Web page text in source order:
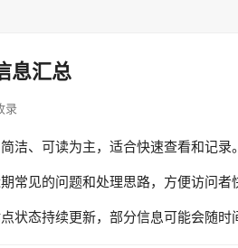
息汇总
录
洁、可读为主，适合快速查看和记录。
常见的问题和处理思路，方便访问者
状态持续更新，部分信息可能会随时